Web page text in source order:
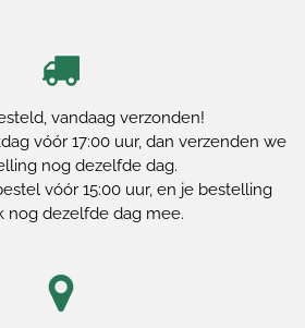
vandaag verzonden!
vóór 17:00 uur, dan verzenden we
nog dezelfde dag.
vóór 15:00 uur, en je bestelling
nog dezelfde dag mee.